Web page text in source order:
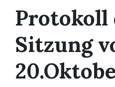
Protokoll
Sitzung